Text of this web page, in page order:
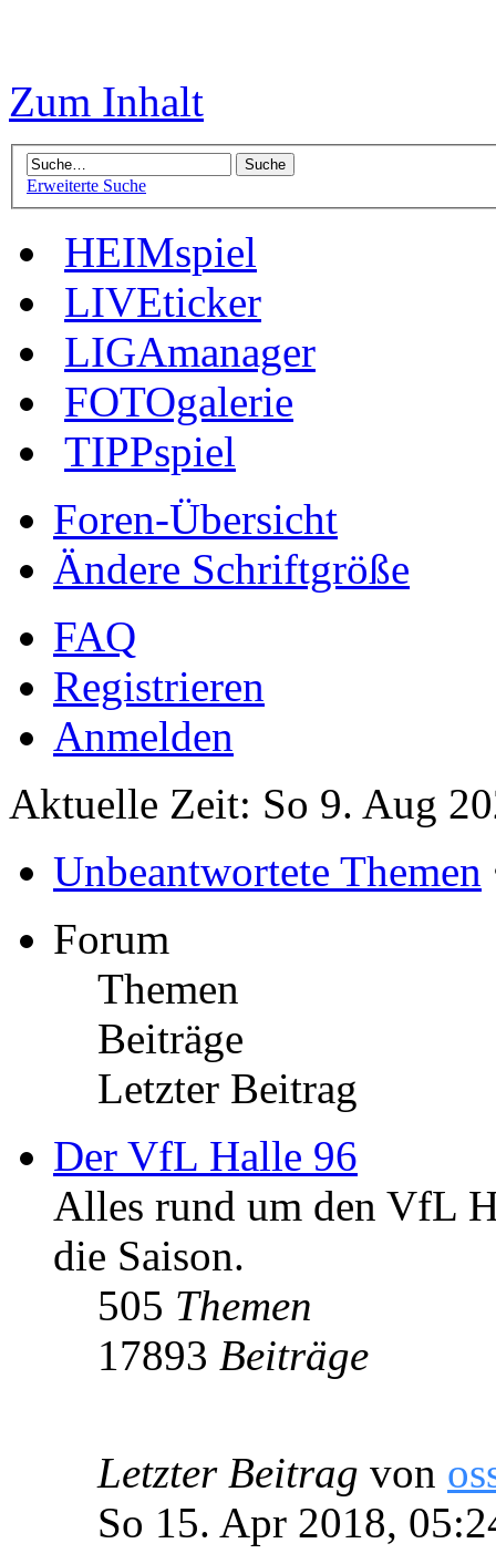
Zum Inhalt
Erweiterte Suche
HEIMspiel
LIVEticker
LIGAmanager
FOTOgalerie
TIPPspiel
Foren-Übersicht
Ändere Schriftgröße
FAQ
Registrieren
Anmelden
Aktuelle Zeit: So 9. Aug
Unbeantwortete Themen
Forum
Themen
Beiträge
Letzter Beitrag
Der VfL Halle 96
Alles rund um den VfL
die Saison.
505 Themen
17893 Beiträge
Letzter Beitrag von
So 15. Apr 2018,